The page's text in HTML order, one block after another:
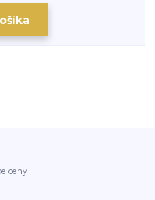
ceny